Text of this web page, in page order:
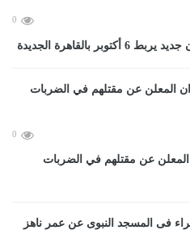
0
الجديدة
0
عن مقتلهم في الضربات